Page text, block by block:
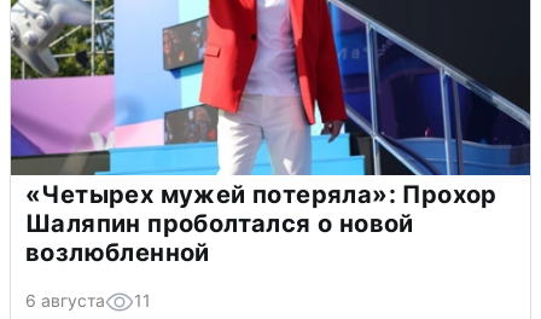
«Четырех мужей потеряла»: Прохор
Шаляпин проболтался о новой
возлюбленной
6 августа 11